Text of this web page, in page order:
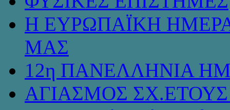
Η ΕΥΡΩΠΑΪΚΗ
ΜΑΣ
12η ΠΑΝΕΛΛΗΝΙΑ
ΑΓΙΑΣΜΟΣ ΣΧ.ΕΤΟΥΣ